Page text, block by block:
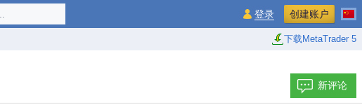
下载MetaTrader 5
登录 创建账户
新评论